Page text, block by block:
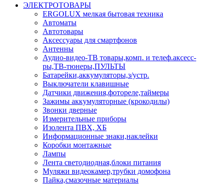
ЭЛЕКТРОТОВАРЫ
ERGOLUX мелкая бытовая техника
Автоматы
Автотовары
Аксессуары для смартфонов
Антенны
Аудио-видео-ТВ товары,комп. и телеф.аксесс-
ры,ТВ-тюнеры,ПУЛЬТЫ
Батарейки,аккумуляторы,з/устр.
Выключатели клавишные
Датчики движения,фотореле,таймеры
Зажимы аккумуляторные (крокодилы)
Звонки дверные
Измерительные приборы
Изолента ПВХ, ХБ
Информационные знаки,наклейки
Коробки монтажные
Лампы
Лента светодиодная,блоки питания
Муляжи видеокамер,трубки домофона
Пайка,смазочные материалы